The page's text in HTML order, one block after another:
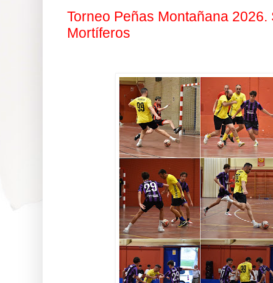
Torneo Peñas Montañana
Mortíferos